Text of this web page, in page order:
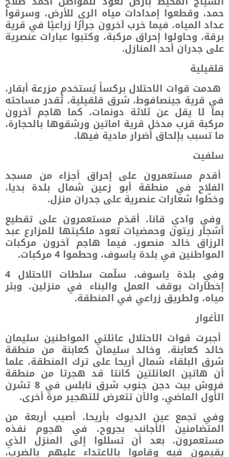
حمد، وقطعوا إمدادات مياه الري للأرض، وسرقوا
عداد المياه، فيما خرب آخرون جرارًا زراعيًا في قرية
برقة، وحاولوا إحراق مركبة، وكتبوا عبارات عنصرية
على جدران أحد المنازل.
قلقيلية
هدمت قوات الاحتلال بركساً يُستخدم مزرعة أبقار،
في قرية جينصافوط، شرق قلقيلية، تُقدر مساحته
بما لا يقل عن ثلاثة دونمات، كما هاجم آخرون
مركبة قرب مدخل قرية اماتين ورشقوها بالحجارة،
ما تسبب بإلحاق أضرار مادية فيها.
سلفيت
أقدم مستعمرون على إحراق أجزاء من مسجد
الفلاح في منطقة أبو زعين شمال بلدة بديا،
وخطّوا شعارات عنصرية على جدران منزل.
وفي وادي قانا، أقدَم مستعمرون على تقطيع
أشجار زيتون وحمضيات تعود ملكيتها للمزارع عبد
الرزاق خالد منصور، فيما هاجم آخرون مركبات
المواطنين في بلدة ياسوف، وحطموا 4 مركبات.
وفي بلدة ياسوف، سلّمت سلطات الاحتلال 4
إخطارات بوقف العمل والبناء في منزلين، وبئر
مياه، ولطريق زراعي في المنطقة.
الأغوار
أجبرت قوات الاحتلال عائلتي المواطنين سليمان
خالد كعابنة، وخالد سليمان كعابنة من منطقة
شرق البلقاء شمال أريحا على ترك المنطقة، علما
أن هاتين العائلتين كانتا قد هجرتا من منطقة
فروش بيت دجن جنوب شرق نابلس في 8 تشرن
الأول الماضي، والآن تتعرض للتهجير مرة أخرى.
وفي تجمع عين الديوك بأريحا، أصيب أربعة من
المتضامنين الأجانب بجروح، في هجوم نفذه
مستعمرون، بعد أن تسللوا إلى المنزل الذي
يقيمون فيه وقاموا بالاعتداء عليهم بالضرب،